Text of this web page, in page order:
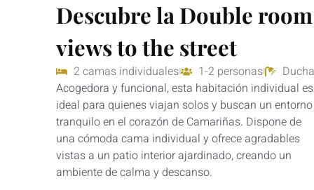
Descubre la Double
views to the street
2 camas individuales 1-2 personas
Acogedora y funcional, esta habitación individual es
ideal para quienes viajan solos y buscan un entorno
tranquilo en el corazón de Camariñas. Dispone de
una cómoda cama individual y ofrece agradables
vistas a un patio interior ajardinado, creando un
ambiente de calma y descanso.